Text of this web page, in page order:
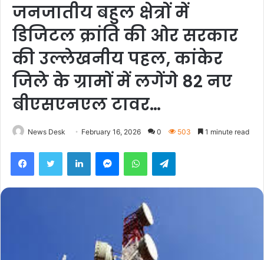
जनजातीय बहुल क्षेत्रों में
डिजिटल क्रांति की ओर सरकार
की उल्लेखनीय पहल, कांकेर
जिले के ग्रामों में लगेंगे 82 नए
बीएसएनएल टावर…
News Desk February 16, 2026 0 503 1 minute read